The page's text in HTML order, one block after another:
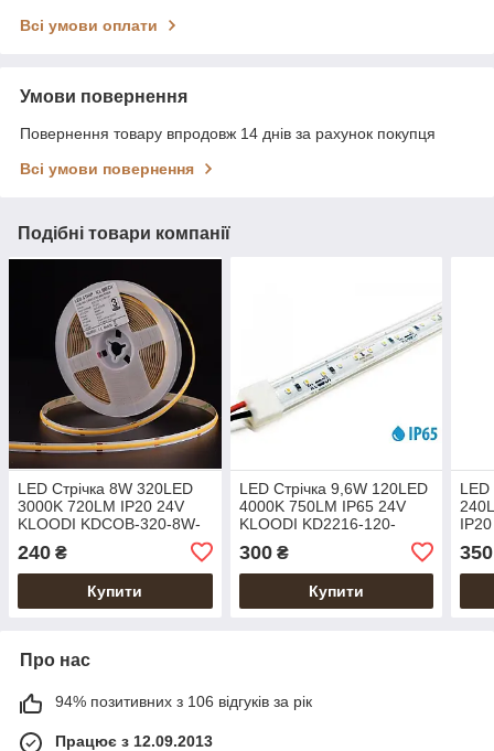
Всі умови оплати
Умови повернення
Повернення товару впродовж 14 днів за рахунок покупця
Всі умови повернення
Подібні товари компанії
LED Стрічка 8W 320LED
3000K 720LM IP20 24V
KLOODI KDCOB-320-8W-
240 ₴
Купити
LED Стрічка 9,6W 120LED
4000K 750LM IP65 24V
KLOODI KD2216-120-
300₴
Купити
LED
350
Про нас
94% позитивних з 106 відгуків за рік
Працює з 12.09.2013